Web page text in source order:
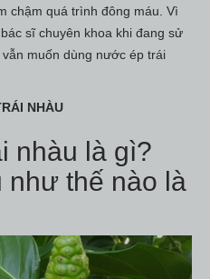
chậm quá trình đông máu. Vì
sĩ chuyên khoa khi đang sử
muốn dùng nước ép trái
NHÀU
nhàu là gì?
như thế nào là